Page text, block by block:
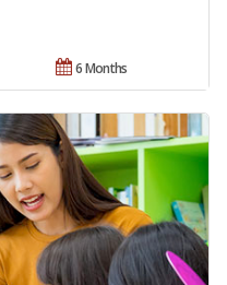
6 Months